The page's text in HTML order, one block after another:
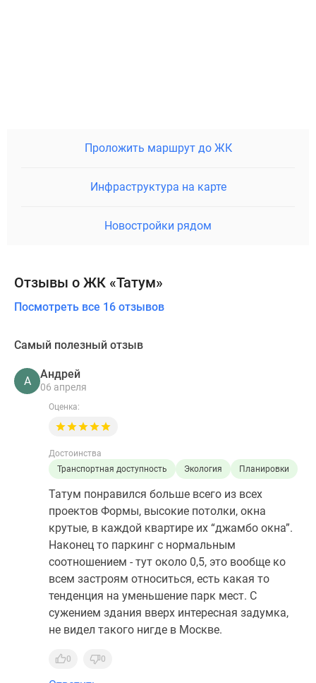
Проложить маршрут до ЖК
Инфраструктура на карте
Новостройки рядом
Отзывы о ЖК «Татум»
Посмотреть все 16 отзывов
Самый полезный отзыв
А
Андрей
06 апреля
Оценка:
Достоинства
Транспортная доступность
Экология Планировки
Татум понравился больше всего из всех
проектов Формы, высокие потолки, окна
крутые, в каждой квартире их “джамбо окна”.
Наконец то паркинг с нормальным
соотношением - тут около 0,5, это вообще ко
всем застроям относиться, есть какая то
тенденция на уменьшение парк мест. С
сужением здания вверх интересная задумка,
не видел такого нигде в Москве.
0 0